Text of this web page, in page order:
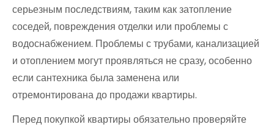
серьезным последствиям, таким как затопление
соседей, повреждения отделки или проблемы с
водоснабжением. Проблемы с трубами, канализацией
и отоплением могут проявляться не сразу, особенно
если сантехника была заменена или
отремонтирована до продажи квартиры.
Перед покупкой квартиры обязательно проверяйте